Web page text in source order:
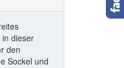
dieser
den
Sockel und